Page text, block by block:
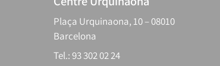
Plaça Urquinaona, 10 – 08010
Barcelona
Tel.: 93 302 02 24